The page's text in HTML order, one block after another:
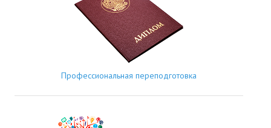
Профессиональная переподготовка